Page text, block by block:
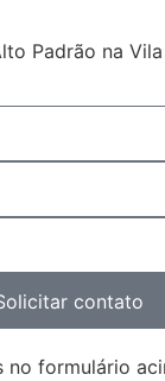
Padrão na
contato
no formulário